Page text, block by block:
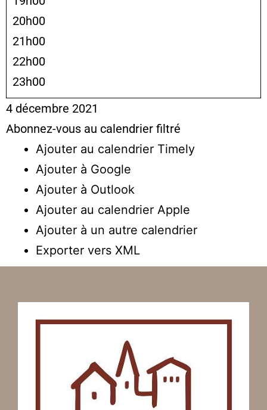
20h00
21h00
22h00
23h00
4 décembre 2021
Abonnez-vous au calendrier filtré
Ajouter au calendrier Timely
Ajouter à Google
Ajouter à Outlook
Ajouter au calendrier Apple
Ajouter à un autre calendrier
Exporter vers XML